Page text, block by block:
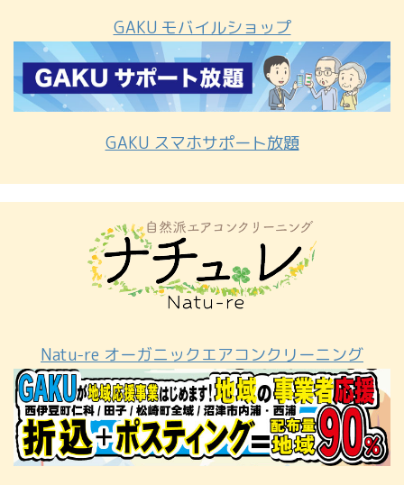
GAKU モバイルショップ
GAKU スマホサポート放題
Natu-re オーガニックエアコンクリーニング